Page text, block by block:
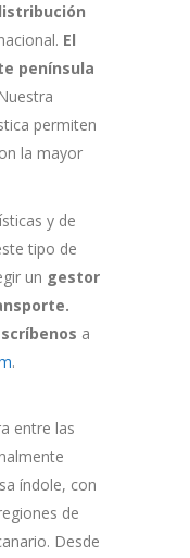
El
península
permiten
la mayor
y de
tipo de
un gestor
a
.
entre las
índole, con
de
Desde